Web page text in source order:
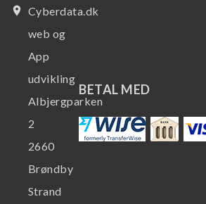
place Cyberdata.dk
web og
App
udvikling
Albjergparken
2
2660
Brøndby
Strand
BETAL MED